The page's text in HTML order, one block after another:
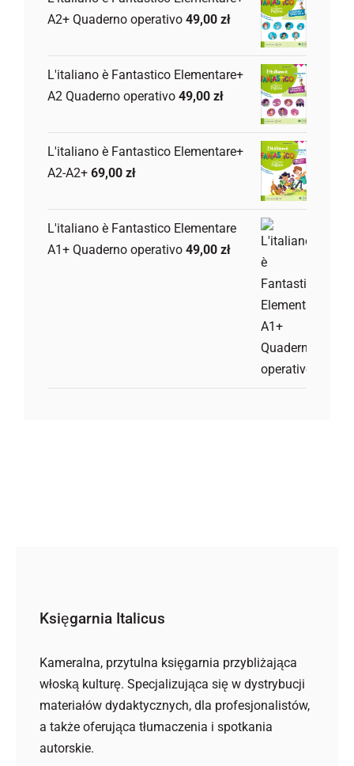
A2+ Quaderno operativo 49,00 zł
L'italiano è Fantastico Elementare+
A2 Quaderno operativo 49,00 zł
L'italiano è Fantastico Elementare+
A2-A2+ 69,00 zł
L'italiano è Fantastico Elementare
A1+ Quaderno operativo 49,00 zł
Księgarnia Italicus
Kameralna, przytulna księgarnia przybliżająca
włoską kulturę. Specjalizująca się w dystrybucji
materiałów dydaktycznych, dla profesjonalistów,
a także oferująca tłumaczenia i spotkania
autorskie.